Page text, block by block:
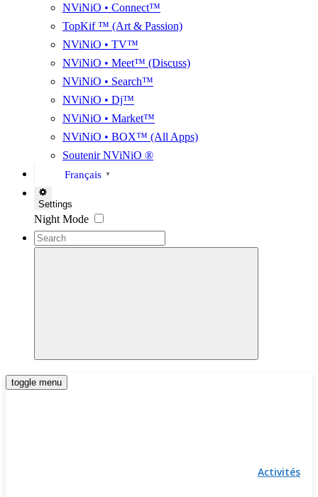
NViNiO • Connect™
TopKif ™ (Art & Passion)
NViNiO • TV™
NViNiO • Meet™ (Discuss)
NViNiO • Search™
NViNiO • Dj™
NViNiO • Market™
NViNiO • BOX™ (All Apps)
Soutenir NViNiO ®
Français ▼
Settings
Night Mode
toggle menu
Activités